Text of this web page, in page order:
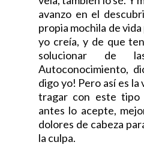
avanzo en el
propia mochila de vida
yo creía, y de que
solucionar de
Autoconocimiento,
digo yo! Pero así es la
tragar con este tipo
antes lo acepte,
dolores de cabeza
la culpa.